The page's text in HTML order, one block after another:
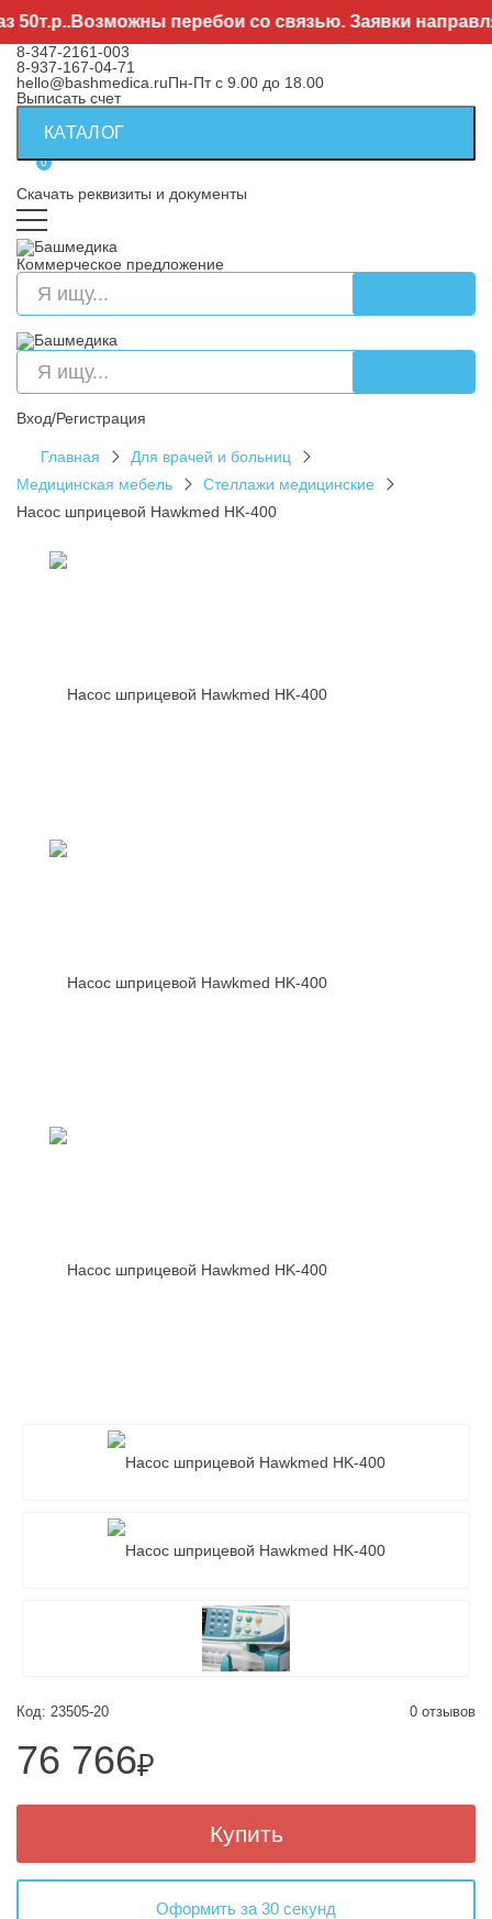
перебои со связью. Заявки
8-347-2161-003
8-937-167-04-71
hello@bashmedica.ruПн-Пт с 9.00 до 18.00
Выписать счет
КАТАЛОГ
0
Скачать реквизиты и документы
Коммерческое предложение
Вход/Регистрация
Главная
Для врачей и больниц
Медицинская мебель
Стеллажи медицинские
Насос шприцевой Hawkmed HK-400
Код: 23505-20 0 отзывов
76 766₽
Купить
Оформить за 30 секунд